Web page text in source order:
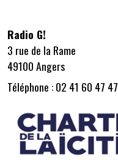
Radio G!
3 rue de la Rame
49100 Angers
Téléphone : 02 41 60 47 47